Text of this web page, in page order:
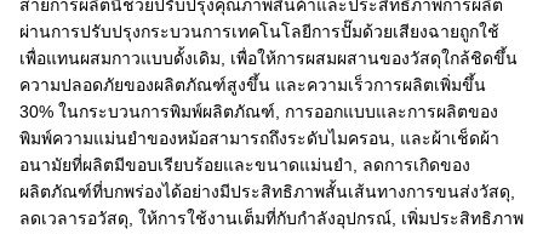
สายการผลิตนี้ช่วยปรับปรุงคุณภาพสินค้าและประสิทธิภาพการผลิต
ผ่านการปรับปรุงกระบวนการเทคโนโลยีการปั๊มด้วยเสียงฉายถูกใช้
เพื่อแทนผสมกาวแบบดั้งเดิม, เพื่อให้การผสมผสานของวัสดุใกล้ชิดขึ้น
ความปลอดภัยของผลิตภัณฑ์สูงขึ้น และความเร็วการผลิตเพิ่มขึ้น
30% ในกระบวนการพิมพ์ผลิตภัณฑ์, การออกแบบและการผลิตของ
พิมพ์ความแม่นยําของหม้อสามารถถึงระดับไมครอน, และผ้าเช็ดผ้า
อนามัยที่ผลิตมีขอบเรียบร้อยและขนาดแม่นยํา, ลดการเกิดของ
ผลิตภัณฑ์ที่บกพร่องได้อย่างมีประสิทธิภาพสั้นเส้นทางการขนส่งวัสดุ,
ลดเวลารอวัสดุ, ให้การใช้งานเต็มที่กับกําลังอุปกรณ์, เพิ่มประสิทธิภาพ